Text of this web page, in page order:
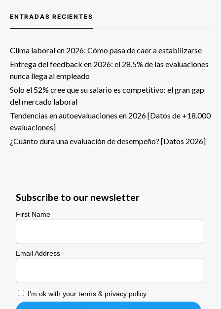
ENTRADAS RECIENTES
Clima laboral en 2026: Cómo pasa de caer a estabilizarse
Entrega del feedback en 2026: el 28,5% de las evaluaciones
nunca llega al empleado
Solo el 52% cree que su salario es competitivo: el gran gap
del mercado laboral
Tendencias en autoevaluaciones en 2026 [Datos de +18.000
evaluaciones]
¿Cuánto dura una evaluación de desempeño? [Datos 2026]
Subscribe to our newsletter
First Name
Email Address
I'm ok with yourterms & privacy policy.